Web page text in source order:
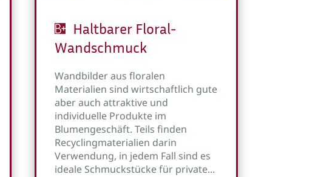
Haltbarer Floral-
Wandschmuck
Wandbilder aus floralen
Materialien sind wirtschaftlich gute
aber auch attraktive und
individuelle Produkte im
Blumengeschäft. Teils finden
Recyclingmaterialien darin
Verwendung, in jedem Fall sind es
ideale Schmuckstücke für private...